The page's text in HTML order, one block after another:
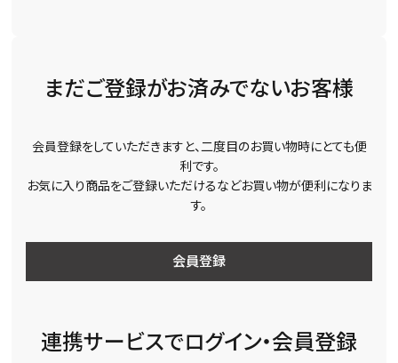
まだご登録がお済みでないお客様
会員登録をしていただきますと、二度目のお買い物時にとても便
利です。
お気に入り商品をご登録いただけるなどお買い物が便利になりま
す。
会員登録
連携サービスでログイン・会員登録